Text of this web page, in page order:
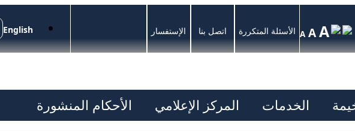
English الإستفسار اتصل بنا الأسئلة المتكررة A AA
الخدمات المركز الإعلامي الأحكام المنشورة